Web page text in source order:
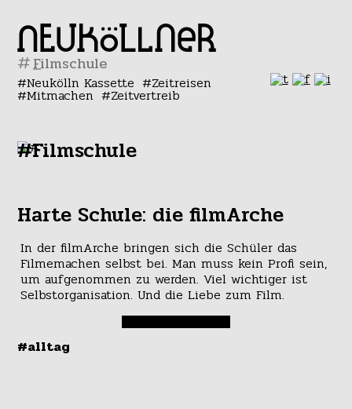
#
Neukölln Kassette Zeitreisen
Mitmachen Zeitvertreib
#Filmschule
Harte Schule: die filmArche
In der filmArche bringen sich die Schüler das
Filmemachen selbst bei. Man muss kein Profi sein,
um aufgenommen zu werden. Viel wichtiger ist
Selbstorganisation. Und die Liebe zum Film.
#alltag